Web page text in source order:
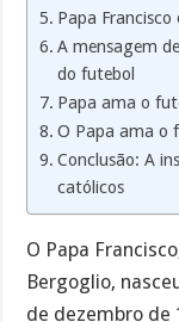
Papa Francisco
A mensagem
do futebol
Papa ama o
O Papa ama o
Conclusão: A
católicos
O Papa
Bergoglio,
de dezembro de